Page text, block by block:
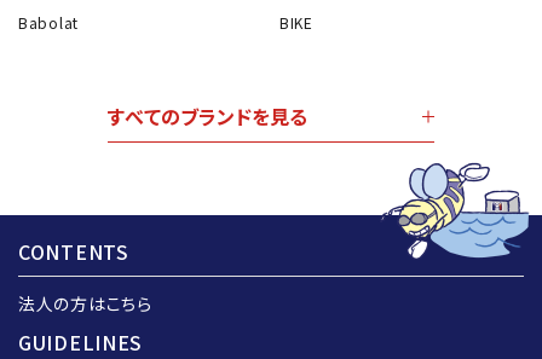
Babolat BIKE
すべてのブランドを見る
CONTENTS
法人の方はこちら
GUIDELINES